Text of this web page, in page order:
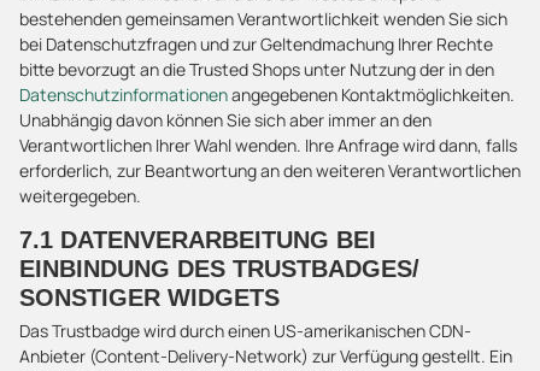
bestehenden gemeinsamen Verantwortlichkeit wenden Sie sich
bei Datenschutzfragen und zur Geltendmachung Ihrer Rechte
bitte bevorzugt an die Trusted Shops unter Nutzung der in den
Datenschutzinformationenangegebenen Kontaktmöglichkeiten.
Unabhängig davon können Sie sich aber immer an den
Verantwortlichen Ihrer Wahl wenden. Ihre Anfrage wird dann, falls
erforderlich, zur Beantwortung an den weiteren Verantwortlichen
weitergegeben.
7.1 DATENVERARBEITUNG BEI
EINBINDUNG DES TRUSTBADGES/
SONSTIGER WIDGETS
Das Trustbadge wird durch einen US-amerikanischen CDN-
Anbieter (Content-Delivery-Network) zur Verfügung gestellt. Ein